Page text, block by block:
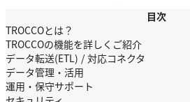
目次
TROCCOとは？
TROCCOの機能を詳しくご紹介
データ転送(ETL) / 対応コネクタ
データ管理・活用
運用・保守サポート